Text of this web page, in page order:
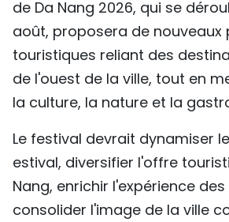
de Da Nang 2026, qui se
août, proposera de nouveaux
touristiques reliant des
de l'ouest de la ville, tout en
la culture, la nature et la
Le festival devrait dynamiser
estival, diversifier l'offre
Nang, enrichir l'expérience
consolider l'image de la ville